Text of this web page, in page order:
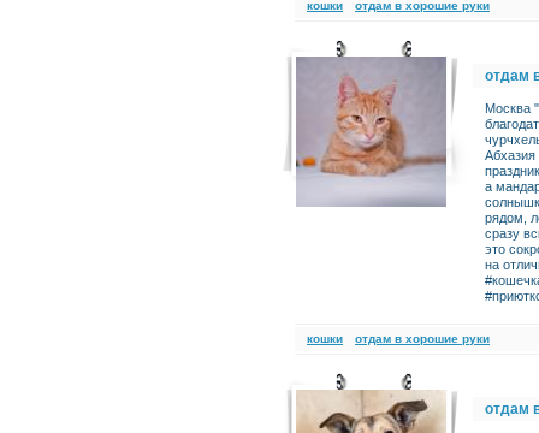
кошки отдам в хорошие руки
отдам
Москва
а
рядом,
сразу
это
на
кошки отдам в хорошие руки
отдам